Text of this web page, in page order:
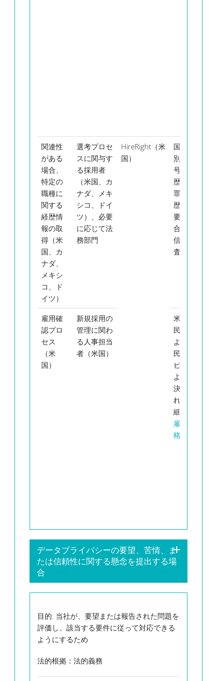
関連性
がある
場合、
特定の
職種に
関する
経歴情
報の取
得（米
国、カ
ナダ、
メキシ
コ、ド
イツ）
選考プロセ
スに関与す
る採用者
（米国、カ
ナダ、メキ
シコ、ドイ
ツ）、必要
に応じて法
務部門
HireRight（米
国）
国民識
別番
号、学
歴、犯
罪経
歴。必
要な場
合のみ
信用調
査
雇用確
認プロ
セス
（米
国）
新規採用の
管理に関わ
る人事担当
者（米国）
米国市
民権お
よび移
民サー
ビスに
よって
決定さ
れる
細
雇用資
格確認
データプライバシーの要望、苦情、ま
たは信頼性に関する懸念を提出する場
合
目的: 当社が、要望または報告された問題を
評価し、該当する要件に従って対応できる
ようにするため
法的根拠 ：法的義務